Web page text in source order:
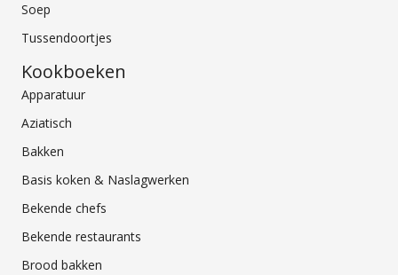
Soep
Tussendoortjes
Kookboeken
Apparatuur
Aziatisch
Bakken
Basis koken & Naslagwerken
Bekende chefs
Bekende restaurants
Brood bakken